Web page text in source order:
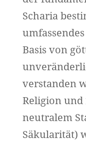
Scharia
Basis von
verstanden
Religion
neutralem
Säkularität)